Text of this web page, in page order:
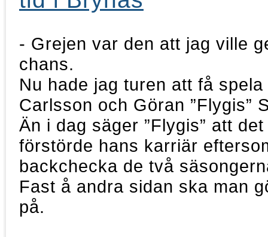
- Grejen var den att jag ville
chans.
Nu hade jag turen att få spela
Carlsson och Göran ”Flygis”
Än i dag säger ”Flygis” att
förstörde hans karriär
backchecka de två
Fast å andra sidan ska man
på.